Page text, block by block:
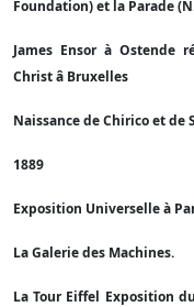
Foundation) et la Parade
James Ensor à Ostende
Christ â Bruxelles
Naissance de Chirico et de
1889
Exposition Universelle à
La Galerie des Machines.
La Tour Eiffel Exposition